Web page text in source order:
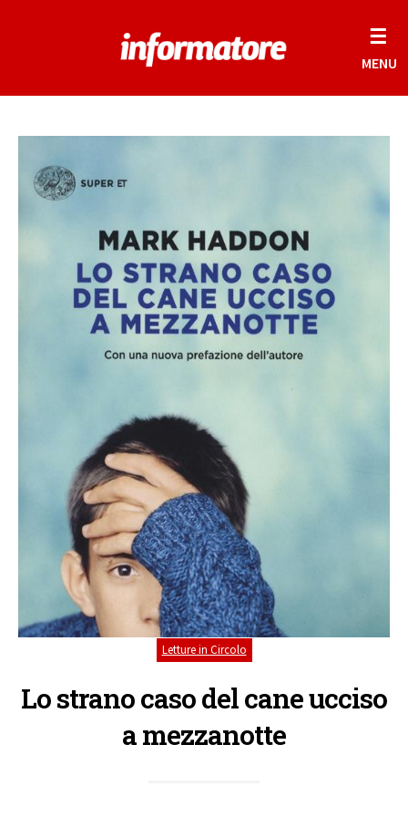
☰
MENU
Letture in Circolo
Lo strano caso del cane ucciso
a mezzanotte